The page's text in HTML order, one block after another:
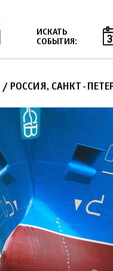
ИСКАТЬ
СОБЫТИЯ:
/ РОССИЯ, САНКТ-